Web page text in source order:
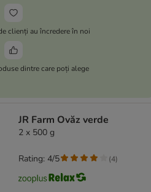
clienți au încredere în noi
dintre care poți alege
JR Farm Ovăz verde
2 x 500 g
Rating: 4/5 (4)